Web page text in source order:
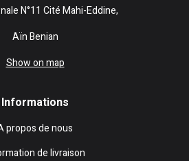
N°11 Cité Mahi-Eddine,
Aïn Benian
Show on map
Informations
propos de nous
de livraison